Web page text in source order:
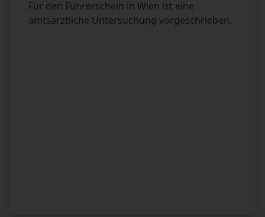
Für den Führerschein in Wien ist eine
amtsärztliche Untersuchung vorgeschrieben.